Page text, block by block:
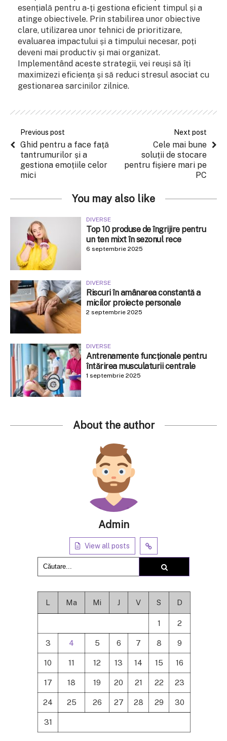
esențială pentru a-ți gestiona eficient timpul și a
atinge obiectivele. Prin stabilirea unor obiective
clare, utilizarea unor tehnici de prioritizare,
evaluarea impactului și a timpului necesar, poți
deveni mai productiv și mai organizat.
Implementând aceste strategii, vei reuși să îți
maximizezi eficiența și să reduci stresul asociat cu
gestionarea sarcinilor zilnice.
Previous post
Ghid pentru a face față
tantrumurilor și a
gestiona emoțiile celor
mici
Next post
Cele mai bune
soluții de stocare
pentru fișiere mari pe
PC
You may also like
DIVERSE
Top 10 produse de îngrijire pentru
un ten mixt în sezonul rece
6 septembrie 2025
DIVERSE
Riscuri în amânarea constantă a
micilor proiecte personale
2 septembrie 2025
DIVERSE
Antrenamente funcționale pentru
întărirea musculaturii centrale
1 septembrie 2025
About the author
Admin
View all posts
L Ma Mi J V S D
1 2
3 4 5 6 7 8 9
10 11 12 13 14 15 16
17 18 19 20 21 22 23
24 25 26 27 28 29 30
31